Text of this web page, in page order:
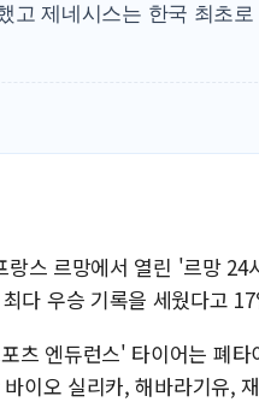
[내
개
고 제네시스는 한국 최초
스 르망에서 열린 '르망 24
다 우승 기록을 세웠다고
츠 엔듀런스' 타이어는 폐타
이오 실리카, 해바라기유,